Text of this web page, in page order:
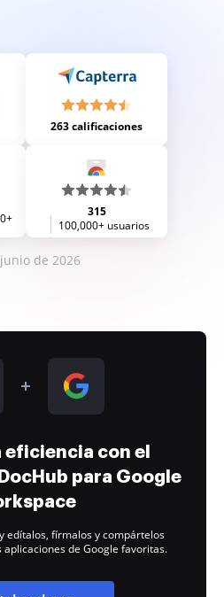
263 calificaciones
315
100,000+ usuarios
de 2026
eficiencia con el
para Google
edítalos, fírmalos y compártelos
de Google favoritas.